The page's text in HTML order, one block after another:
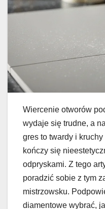
Wiercenie otworów
wydaje się trudne, a
gres to twardy i
kończy się
odpryskami. Z tego
poradzić sobie z tym
mistrzowsku.
diamentowe wybrać,